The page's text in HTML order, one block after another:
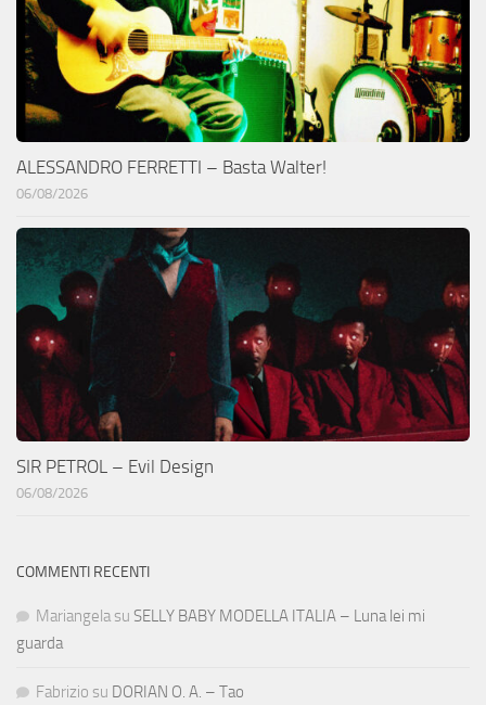
ALESSANDRO FERRETTI – Basta Walter!
06/08/2026
SIR PETROL – Evil Design
06/08/2026
COMMENTI RECENTI
Mariangela su SELLY BABY MODELLA ITALIA – Luna lei mi
guarda
Fabrizio su DORIAN O. A. – Tao